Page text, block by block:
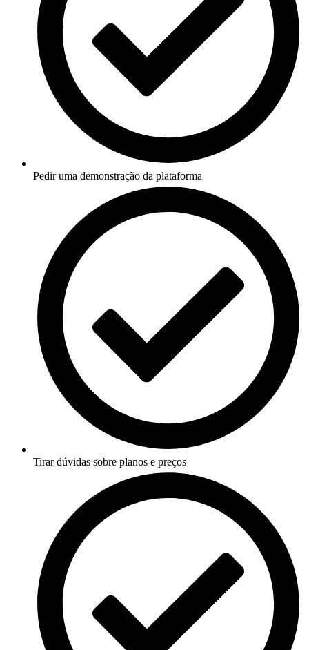
Pedir uma demonstração da plataforma
Tirar dúvidas sobre planos e preços